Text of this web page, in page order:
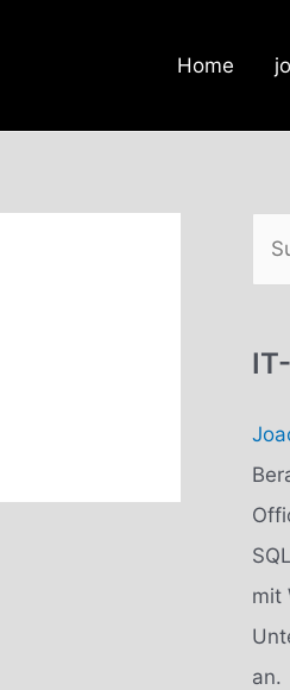
Home
h
n
n
a
c
h
:
mit
an.